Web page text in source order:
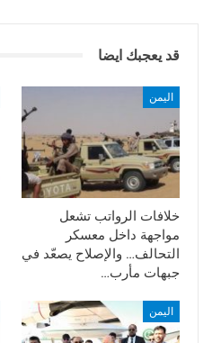
قد يعجبك ايضا
اليمن
خلافات الرواتب تشعل
مواجهة داخل معسكر
التحالف… والإصلاح يصعّد في
جبهات مأرب…
اليمن